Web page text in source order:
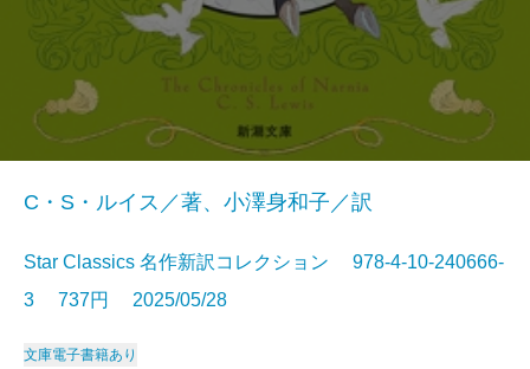
C・S・ルイス／著、小澤身和子／訳
Star Classics 名作新訳コレクション 978-4-10-240666-
3 737円 2025/05/28
文庫電子書籍あり